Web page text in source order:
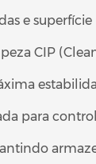
e
CIP
para